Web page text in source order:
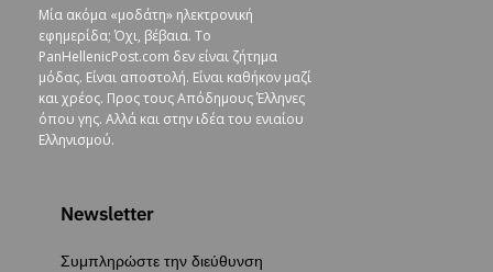
Μία ακόμα «μοδάτη» ηλεκτρονική
εφημερίδα; Όχι, βέβαια. To
PanHellenicPost.com δεν είναι ζήτημα
μόδας. Είναι αποστολή. Είναι καθήκον μαζί
και χρέος. Προς τους Απόδημους Έλληνες
όπου γης. Αλλά και στην ιδέα του ενιαίου
Ελληνισμού.
Newsletter
Συμπληρώστε την διεύθυνση